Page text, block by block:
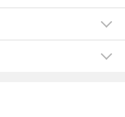
スシローの超進化
手も残す」 FOOD&LIFE
「海の法律」